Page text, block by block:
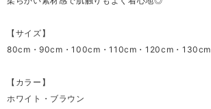
【サイズ】
80cm・90cm・100cm・110cm・120cm・130cm
【カラー】
ホワイト・ブラウン